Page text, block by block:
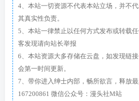
4、本站一切资源不代表本站立场，并不
其真实性负责。
5、本站一律禁止以任何方式发布或转载
客发现请向站长举报
6、本站资源大多存储在云盘，如发现链
会第一时间更新。
7、带你进入绅士内部，畅所欲言，释放
167200861 微信公众号：漫头社M站